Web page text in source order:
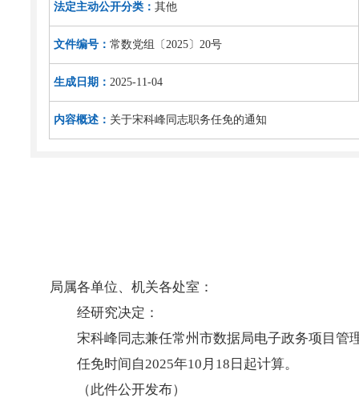
法定主动公开分类： 其他
文件编号： 常数党组〔2025〕20号
生成日期： 2025-11-04
内容概述： 关于宋科峰同志职务任免的通知
局属各单位、机关各处室：
经研究决定：
宋科峰同志兼任常州市数据局电子政务项目管
任免时间自2025年10月18日起计算。
（此件公开发布）